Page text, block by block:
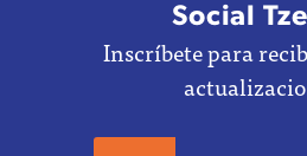
Social
Inscríbete para